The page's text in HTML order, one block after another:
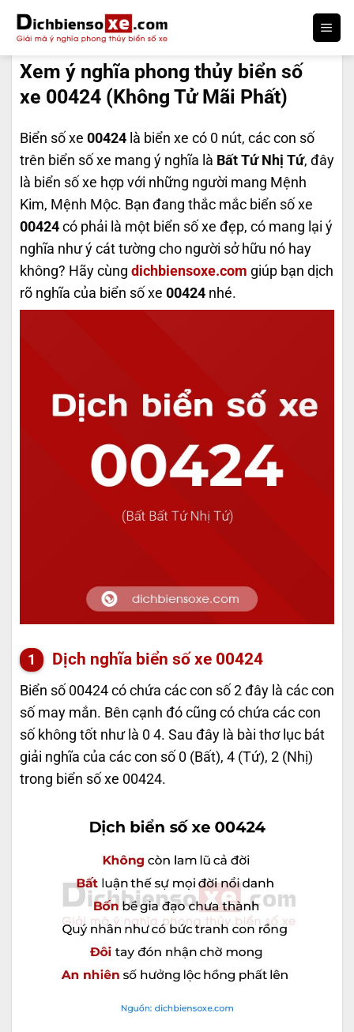
qua
nội
dungXem ý nghĩa phong thủy biển số
xe 00424 (Không Tử Mãi Phất)
Biển số xe 00424 là biển xe có 0 nút, các con số
trên biển số xe mang ý nghĩa là Bất Tứ Nhị Tứ, đây
là biển số xe hợp với những người mang Mệnh
Kim, Mệnh Mộc. Bạn đang thắc mắc biển số xe
00424 có phải là một biển số xe đẹp, có mang lại ý
nghĩa như ý cát tường cho người sở hữu nó hay
không? Hãy cùng dichbiensoxe.com giúp bạn dịch
rõ nghĩa của biển số xe 00424 nhé.
Dịch nghĩa biển số xe 00424
Biển số 00424 có chứa các con số 2 đây là các con
số may mắn. Bên cạnh đó cũng có chứa các con
số không tốt như là 0 4. Sau đây là bài thơ lục bát
giải nghĩa của các con số 0 (Bất), 4 (Tứ), 2 (Nhị)
trong biển số xe 00424.